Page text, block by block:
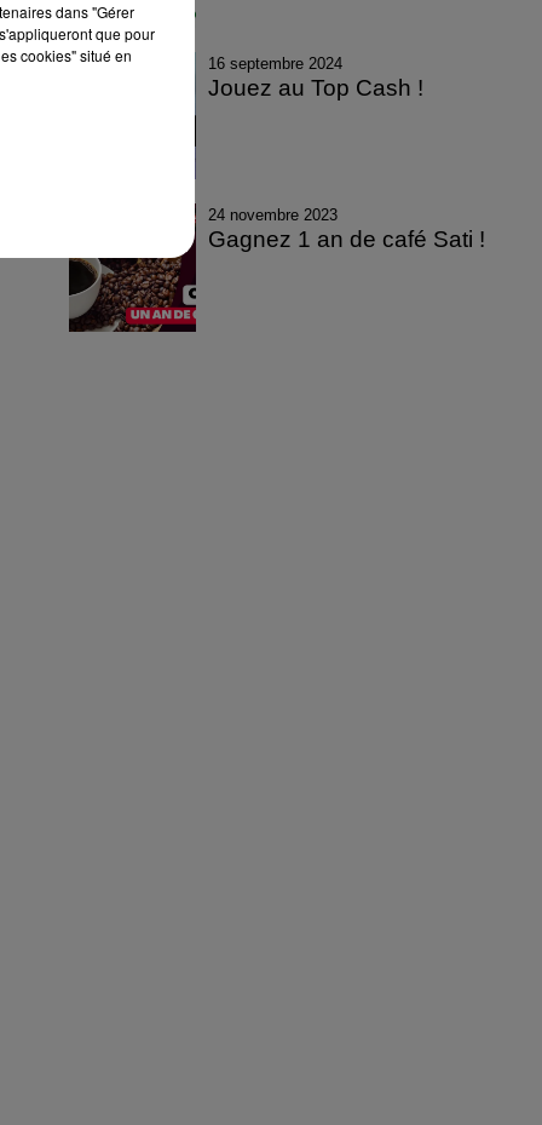
16 septembre 2024
Jouez au Top Cash !
24 novembre 2023
Gagnez 1 an de café Sati !
dans "Gérer
que pour
cookies" situé en